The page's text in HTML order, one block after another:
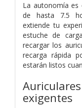
La autonomía
de hasta 7.5
extiende tu
estuche de
recargar los
recarga rápida
estarán listos
exigentes